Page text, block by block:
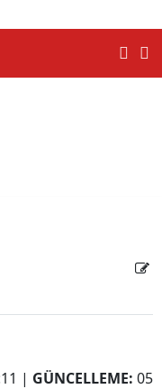
| GÜNCELLEME: 05